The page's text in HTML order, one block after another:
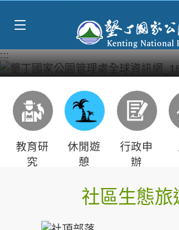
:::
教育研
究
休閒遊
憩
行政申
辦
社區生態旅